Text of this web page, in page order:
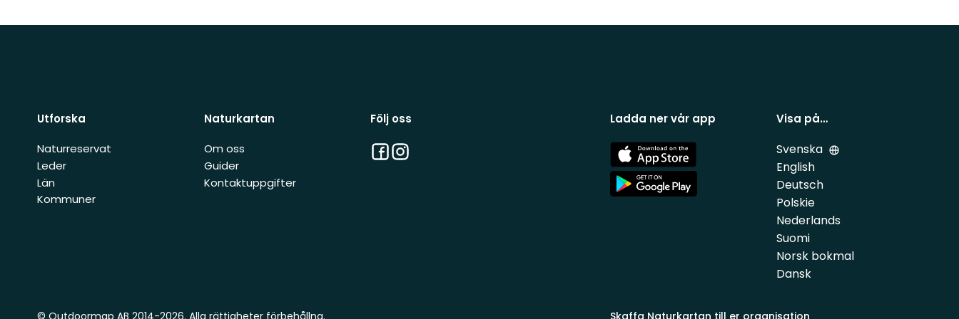
Utforska
Naturreservat
Leder
Län
Kommuner
Naturkartan
Om oss
Guider
Kontaktuppgifter
Följ oss
Facebook
Instagram
Ladda ner vår app
App
Store
App
Store
Visa på…
Svenska
English
Deutsch
Polskie
Nederlands
Suomi
Norsk bokmal
Dansk